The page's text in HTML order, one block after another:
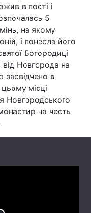
в пості і
5
на якому
і понесла його
Богородиці
Hовгоpода на
засвідчено в
місці
Новгородського
на честь